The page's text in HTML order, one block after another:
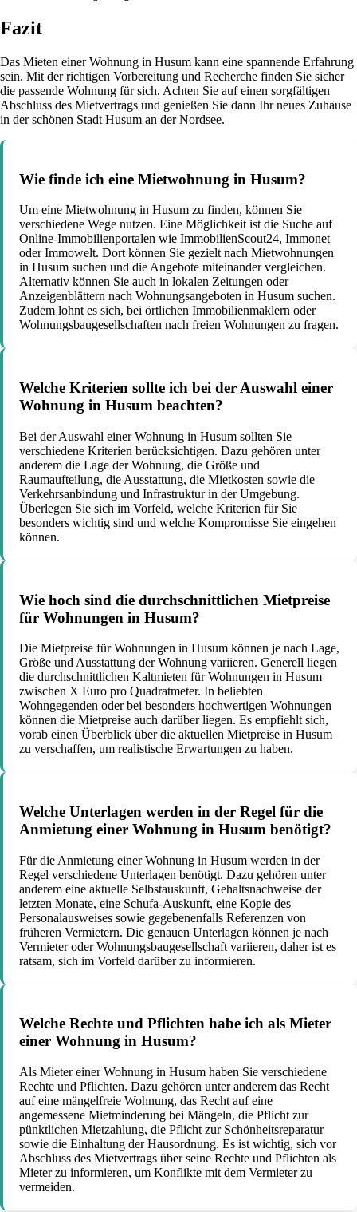
Fazit
Das Mieten einer Wohnung in Husum kann eine spannende Erfahrung
sein. Mit der richtigen Vorbereitung und Recherche finden Sie sicher
die passende Wohnung für sich. Achten Sie auf einen sorgfältigen
Abschluss des Mietvertrags und genießen Sie dann Ihr neues Zuhause
in der schönen Stadt Husum an der Nordsee.
Wie finde ich eine Mietwohnung in Husum?
Um eine Mietwohnung in Husum zu finden, können Sie
verschiedene Wege nutzen. Eine Möglichkeit ist die Suche auf
Online-Immobilienportalen wie ImmobilienScout24, Immonet
oder Immowelt. Dort können Sie gezielt nach Mietwohnungen
in Husum suchen und die Angebote miteinander vergleichen.
Alternativ können Sie auch in lokalen Zeitungen oder
Anzeigenblättern nach Wohnungsangeboten in Husum suchen.
Zudem lohnt es sich, bei örtlichen Immobilienmaklern oder
Wohnungsbaugesellschaften nach freien Wohnungen zu fragen.
Welche Kriterien sollte ich bei der Auswahl einer
Wohnung in Husum beachten?
Bei der Auswahl einer Wohnung in Husum sollten Sie
verschiedene Kriterien berücksichtigen. Dazu gehören unter
anderem die Lage der Wohnung, die Größe und
Raumaufteilung, die Ausstattung, die Mietkosten sowie die
Verkehrsanbindung und Infrastruktur in der Umgebung.
Überlegen Sie sich im Vorfeld, welche Kriterien für Sie
besonders wichtig sind und welche Kompromisse Sie eingehen
können.
Wie hoch sind die durchschnittlichen Mietpreise
für Wohnungen in Husum?
Die Mietpreise für Wohnungen in Husum können je nach Lage,
Größe und Ausstattung der Wohnung variieren. Generell liegen
die durchschnittlichen Kaltmieten für Wohnungen in Husum
zwischen X Euro pro Quadratmeter. In beliebten
Wohngegenden oder bei besonders hochwertigen Wohnungen
können die Mietpreise auch darüber liegen. Es empfiehlt sich,
vorab einen Überblick über die aktuellen Mietpreise in Husum
zu verschaffen, um realistische Erwartungen zu haben.
Welche Unterlagen werden in der Regel für die
Anmietung einer Wohnung in Husum benötigt?
Für die Anmietung einer Wohnung in Husum werden in der
Regel verschiedene Unterlagen benötigt. Dazu gehören unter
anderem eine aktuelle Selbstauskunft, Gehaltsnachweise der
letzten Monate, eine Schufa-Auskunft, eine Kopie des
Personalausweises sowie gegebenenfalls Referenzen von
früheren Vermietern. Die genauen Unterlagen können je nach
Vermieter oder Wohnungsbaugesellschaft variieren, daher ist es
ratsam, sich im Vorfeld darüber zu informieren.
Welche Rechte und Pflichten habe ich als Mieter
einer Wohnung in Husum?
Als Mieter einer Wohnung in Husum haben Sie verschiedene
Rechte und Pflichten. Dazu gehören unter anderem das Recht
auf eine mängelfreie Wohnung, das Recht auf eine
angemessene Mietminderung bei Mängeln, die Pflicht zur
pünktlichen Mietzahlung, die Pflicht zur Schönheitsreparatur
sowie die Einhaltung der Hausordnung. Es ist wichtig, sich vor
Abschluss des Mietvertrags über seine Rechte und Pflichten als
Mieter zu informieren, um Konflikte mit dem Vermieter zu
vermeiden.